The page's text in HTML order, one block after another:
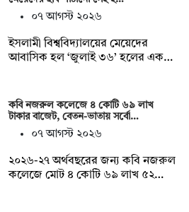
০৭ আগস্ট ২০২৬
ইসলামী বিশ্ববিদ্যালয়ের মেয়েদের
আবাসিক হল ‘জুলাই ৩৬’ হলের এক…
কবি নজরুল কলেজে ৪ কোটি ৬৯ লাখ
টাকার বাজেট, বেতন-ভাতায় সর্বো…
০৭ আগস্ট ২০২৬
২০২৬-২৭ অর্থবছরের জন্য কবি নজরুল
কলেজে মোট ৪ কোটি ৬৯ লাখ ৫২…